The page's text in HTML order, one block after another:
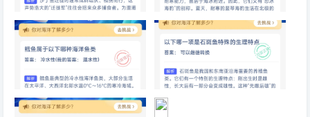
沙丁鱼群在迁徙时，为了防御天
敌，会聚集成
以下哪种海豹有“恋冰海豹”的别
称
鳕鱼属于以下哪种海洋鱼类
以下哪一项是石斑鱼特殊的生理
特点